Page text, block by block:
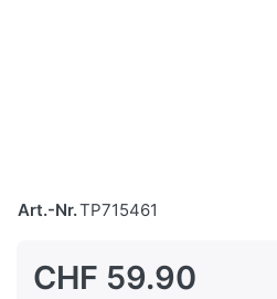
Art.-Nr.TP715461
CHF 59.90